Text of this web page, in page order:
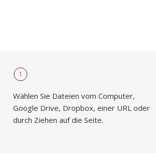
1
Wählen Sie Dateien vom Computer,
Google Drive, Dropbox, einer URL oder
durch Ziehen auf die Seite.